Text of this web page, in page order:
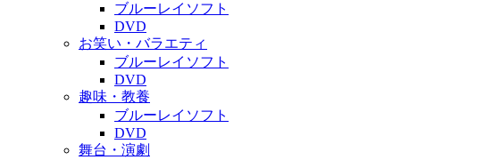
ブルーレイソフト
DVD
お笑い・バラエティ
ブルーレイソフト
DVD
趣味・教養
ブルーレイソフト
DVD
舞台・演劇